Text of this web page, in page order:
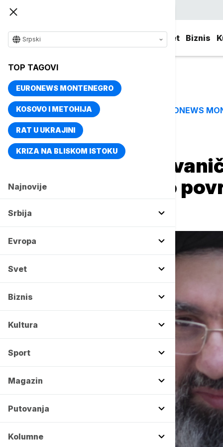
Svet Biznis
Srpski
TOP TAGOVI
EURONEWS MONTENEGRO
KOSOVO I METOHIJA
RAT U UKRAJINI
KRIZA NA BLISKOM ISTOKU
Najnovije
Srbija
Evropa
Svet
Biznis
Kultura
Sport
Magazin
Putovanja
Kolumne
TOP TAGOVI EURONEWS
Naslovna Svet
Visoki iranski
Hamneiju teško
februaru